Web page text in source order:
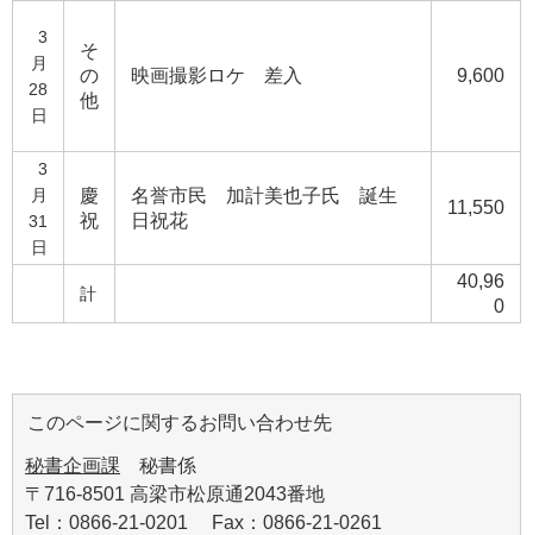
3
月
28
日
そ
の
他
映画撮影ロケ 差入 9,600
3
月
31
日
慶
祝
名誉市民 加計美也子氏 誕生
日祝花
11,550
計
40,96
0
このページに関するお問い合わせ先
秘書企画課 秘書係
〒716-8501 高梁市松原通2043番地
Tel：0866-21-0201 Fax：0866-21-0261